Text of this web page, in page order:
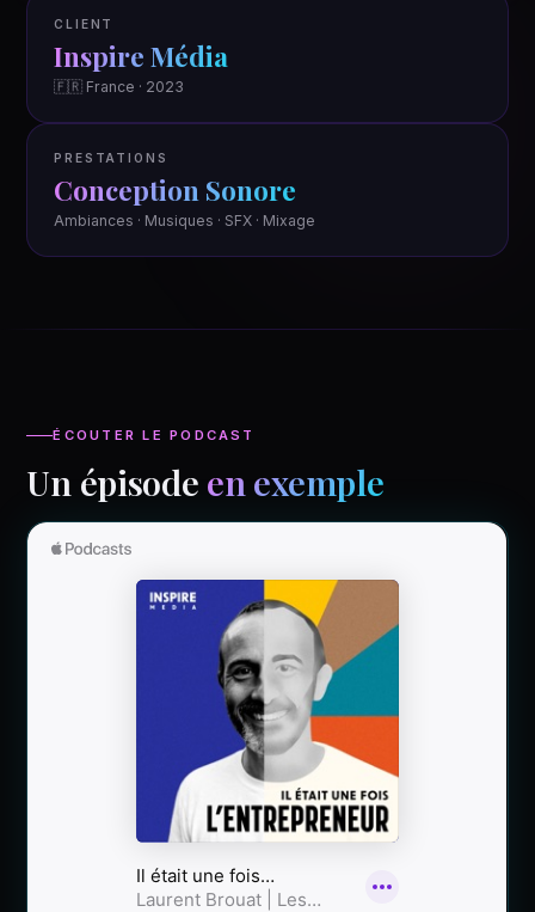
CLIENT
Inspire Média
🇫🇷 France · 2023
PRESTATIONS
Conception Sonore
Ambiances · Musiques · SFX · Mixage
ÉCOUTER LE PODCAST
Un épisode en exemple